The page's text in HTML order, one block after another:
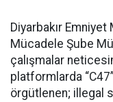
Diyarbakır
Mücadele Şube
çalışmalar
platformlarda
örgütlenen; illegal